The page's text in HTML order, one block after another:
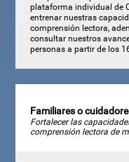
plataforma individual de
entrenar nuestras
comprensión lectora,
consultar nuestros
personas a partir de los
Familiares o
Fortalecer las
comprensión lectora de